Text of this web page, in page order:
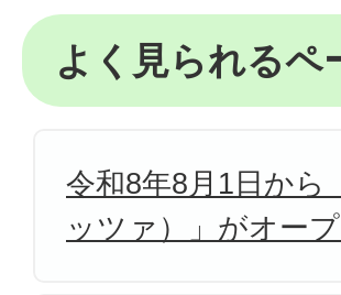
よく見られるペ
令和8年8月1日から
ッツァ）」がオー